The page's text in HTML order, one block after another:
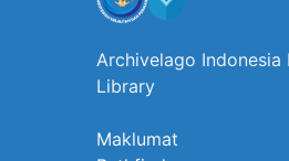
Archivelago Indonesia
Library
Maklumat